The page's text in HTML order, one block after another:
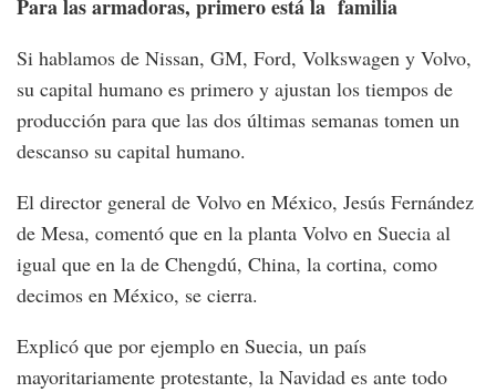
Para las armadoras, primero está la familia
Si hablamos de Nissan, GM, Ford, Volkswagen y Volvo,
su capital humano es primero y ajustan los tiempos de
producción para que las dos últimas semanas tomen un
descanso su capital humano.
El director general de Volvo en México, Jesús Fernández
de Mesa, comentó que en la planta Volvo en Suecia al
igual que en la de Chengdú, China, la cortina, como
decimos en México, se cierra.
Explicó que por ejemplo en Suecia, un país
mayoritariamente protestante, la Navidad es ante todo